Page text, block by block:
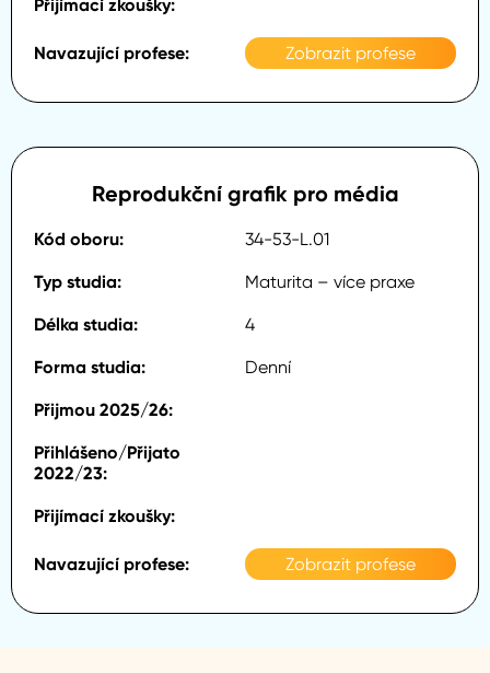
Zobrazit profese
Reprodukční grafik pro média
34-53-L.01
Maturita – více praxe
4
Denní
Zobrazit profese